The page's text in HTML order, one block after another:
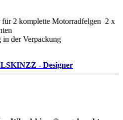
für 2 komplette Motorradfelgen 2 x
der Verpackung
- Designer